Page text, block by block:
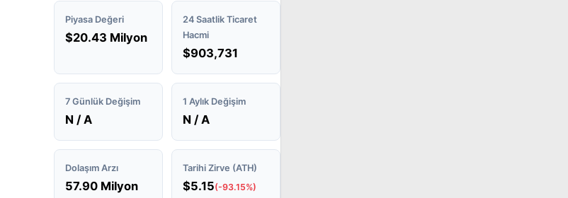
Piyasa Değeri
$20.43 Milyon
24 Saatlik Ticaret
Hacmi
$903,731
7 Günlük Değişim
N / A
1 Aylık Değişim
N / A
Dolaşım Arzı
57.90 Milyon
Tarihi Zirve (ATH)
$5.15(-93.15%)